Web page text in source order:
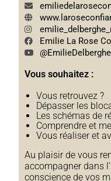
Emilie La Rose
@EmilieDelberghe
Vous souhaitez :
Vous retrouvez ?
Dépasser les
Les schémas de
Comprendre et
Vous réaliser et
Au plaisir de vous
accompagner dans
conscience de vos